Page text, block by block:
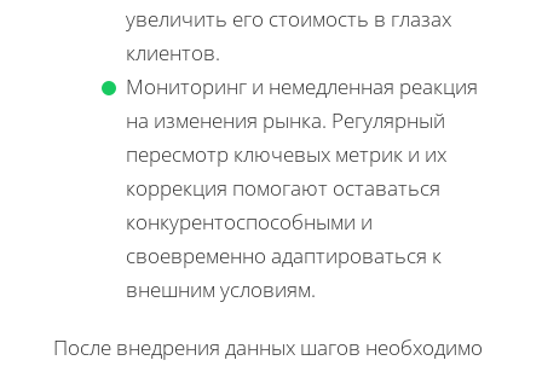
увеличить его стоимость в глазах
клиентов.
Мониторинг и немедленная реакция
на изменения рынка. Регулярный
пересмотр ключевых метрик и их
коррекция помогают оставаться
конкурентоспособными и
своевременно адаптироваться к
внешним условиям.
После внедрения данных шагов необходимо